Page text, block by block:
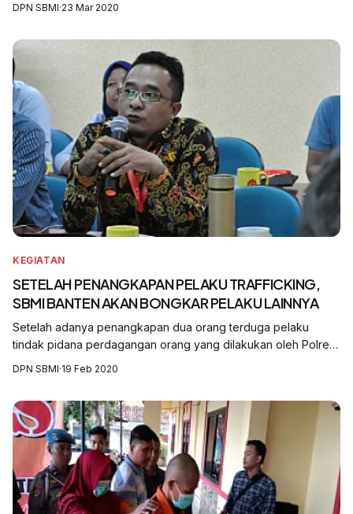
DPN SBMI·23 Mar 2020
KEGIATAN
SETELAH PENANGKAPAN PELAKU TRAFFICKING,
SBMI BANTEN AKAN BONGKAR PELAKU LAINNYA
Setelah adanya penangkapan dua orang terduga pelaku
tindak pidana perdagangan orang yang dilakukan oleh Polres
DPN SBMI·19 Feb 2020